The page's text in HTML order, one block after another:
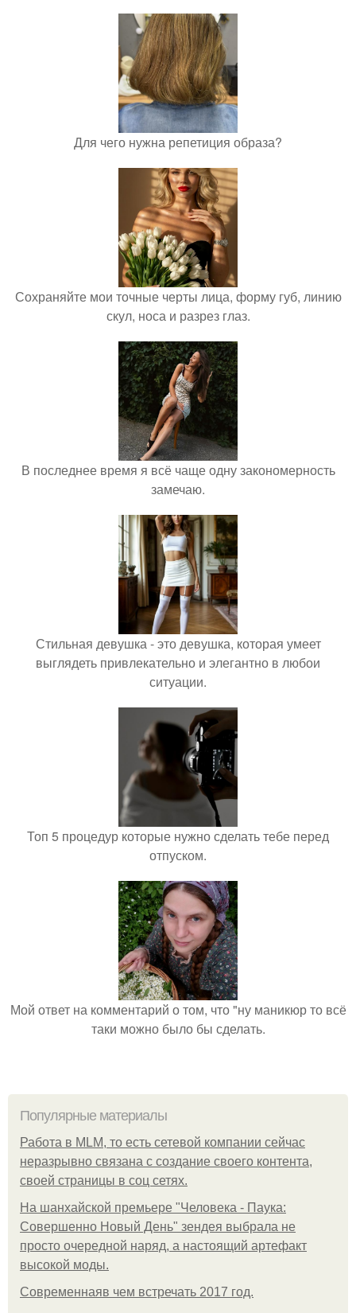
Для чего нужна репетиция образа?
Сохраняйте мои точные черты лица, форму губ, линию
скул, носа и разрез глаз.
В последнее время я всё чаще одну закономерность
замечаю.
Стильная девушка - это девушка, которая умеет
выглядеть привлекательно и элегантно в любои
ситуации.
Топ 5 процедур которые нужно сделать тебе перед
отпуском.
Мой ответ на комментарий о том, что "ну маникюр то всё
таки можно было бы сделать.
Популярные материалы
Работа в MLM, то есть сетевой компании сейчас
неразрывно связана с создание своего контента,
своей страницы в соц сетях.
На шанхайской премьере "Человека - Паука:
Совершенно Новый День" зендея выбрала не
просто очередной наряд, а настоящий артефакт
высокой моды.
Современнаяв чем встречать 2017 год.